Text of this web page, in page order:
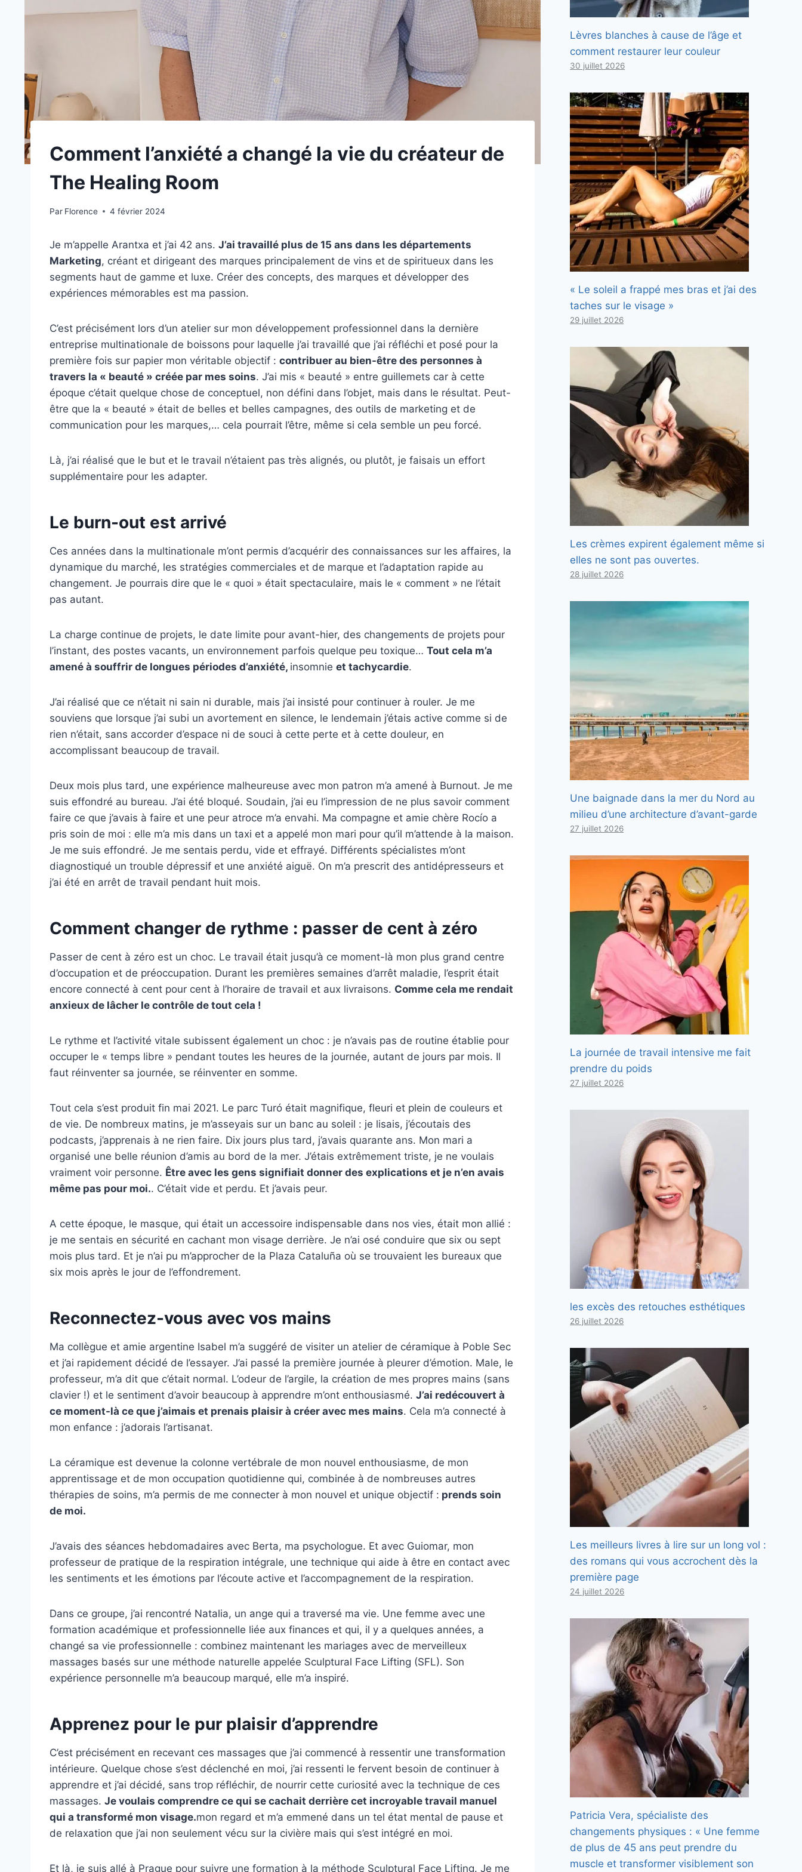
Comment l’anxiété a changé la vie du créateur de
The Healing Room
Par Florence 4 février 2024
Je m’appelle Arantxa et j’ai 42 ans. J’ai travaillé plus de 15 ans dans les départements
Marketing, créant et dirigeant des marques principalement de vins et de spiritueux dans les
segments haut de gamme et luxe. Créer des concepts, des marques et développer des
expériences mémorables est ma passion.
C’est précisément lors d’un atelier sur mon développement professionnel dans la dernière
entreprise multinationale de boissons pour laquelle j’ai travaillé que j’ai réfléchi et posé pour la
première fois sur papier mon véritable objectif : contribuer au bien-être des personnes à
travers la « beauté » créée par mes soins. J’ai mis « beauté » entre guillemets car à cette
époque c’était quelque chose de conceptuel, non défini dans l’objet, mais dans le résultat. Peut-
être que la « beauté » était de belles et belles campagnes, des outils de marketing et de
communication pour les marques,… cela pourrait l’être, même si cela semble un peu forcé.
Là, j’ai réalisé que le but et le travail n’étaient pas très alignés, ou plutôt, je faisais un effort
supplémentaire pour les adapter.
Le burn-out est arrivé
Ces années dans la multinationale m’ont permis d’acquérir des connaissances sur les affaires, la
dynamique du marché, les stratégies commerciales et de marque et l’adaptation rapide au
changement. Je pourrais dire que le « quoi » était spectaculaire, mais le « comment » ne l’était
pas autant.
La charge continue de projets, le date limite pour avant-hier, des changements de projets pour
l’instant, des postes vacants, un environnement parfois quelque peu toxique… Tout cela m’a
amené à souffrir de longues périodes d’anxiété, insomnie et tachycardie.
J’ai réalisé que ce n’était ni sain ni durable, mais j’ai insisté pour continuer à rouler. Je me
souviens que lorsque j’ai subi un avortement en silence, le lendemain j’étais active comme si de
rien n’était, sans accorder d’espace ni de souci à cette perte et à cette douleur, en
accomplissant beaucoup de travail.
Deux mois plus tard, une expérience malheureuse avec mon patron m’a amené à Burnout. Je me
suis effondré au bureau. J’ai été bloqué. Soudain, j’ai eu l’impression de ne plus savoir comment
faire ce que j’avais à faire et une peur atroce m’a envahi. Ma compagne et amie chère Rocío a
pris soin de moi : elle m’a mis dans un taxi et a appelé mon mari pour qu’il m’attende à la maison.
Je me suis effondré. Je me sentais perdu, vide et effrayé. Différents spécialistes m’ont
diagnostiqué un trouble dépressif et une anxiété aiguë. On m’a prescrit des antidépresseurs et
j’ai été en arrêt de travail pendant huit mois.
Comment changer de rythme : passer de cent à zéro
Passer de cent à zéro est un choc. Le travail était jusqu’à ce moment-là mon plus grand centre
d’occupation et de préoccupation. Durant les premières semaines d’arrêt maladie, l’esprit était
encore connecté à cent pour cent à l’horaire de travail et aux livraisons. Comme cela me rendait
anxieux de lâcher le contrôle de tout cela !
Le rythme et l’activité vitale subissent également un choc : je n’avais pas de routine établie pour
occuper le « temps libre » pendant toutes les heures de la journée, autant de jours par mois. Il
faut réinventer sa journée, se réinventer en somme.
Tout cela s’est produit fin mai 2021. Le parc Turó était magnifique, fleuri et plein de couleurs et
de vie. De nombreux matins, je m’asseyais sur un banc au soleil : je lisais, j’écoutais des
podcasts, j’apprenais à ne rien faire. Dix jours plus tard, j’avais quarante ans. Mon mari a
organisé une belle réunion d’amis au bord de la mer. J’étais extrêmement triste, je ne voulais
vraiment voir personne. Être avec les gens signifiait donner des explications et je n’en avais
même pas pour moi.. C’était vide et perdu. Et j’avais peur.
A cette époque, le masque, qui était un accessoire indispensable dans nos vies, était mon allié :
je me sentais en sécurité en cachant mon visage derrière. Je n’ai osé conduire que six ou sept
mois plus tard. Et je n’ai pu m’approcher de la Plaza Cataluña où se trouvaient les bureaux que
six mois après le jour de l’effondrement.
Reconnectez-vous avec vos mains
Ma collègue et amie argentine Isabel m’a suggéré de visiter un atelier de céramique à Poble Sec
et j’ai rapidement décidé de l’essayer. J’ai passé la première journée à pleurer d’émotion. Male, le
professeur, m’a dit que c’était normal. L’odeur de l’argile, la création de mes propres mains (sans
clavier !) et le sentiment d’avoir beaucoup à apprendre m’ont enthousiasmé. J’ai redécouvert à
ce moment-là ce que j’aimais et prenais plaisir à créer avec mes mains. Cela m’a connecté à
mon enfance : j’adorais l’artisanat.
La céramique est devenue la colonne vertébrale de mon nouvel enthousiasme, de mon
apprentissage et de mon occupation quotidienne qui, combinée à de nombreuses autres
thérapies de soins, m’a permis de me connecter à mon nouvel et unique objectif : prends soin
de moi.
J’avais des séances hebdomadaires avec Berta, ma psychologue. Et avec Guiomar, mon
professeur de pratique de la respiration intégrale, une technique qui aide à être en contact avec
les sentiments et les émotions par l’écoute active et l’accompagnement de la respiration.
Dans ce groupe, j’ai rencontré Natalia, un ange qui a traversé ma vie. Une femme avec une
formation académique et professionnelle liée aux finances et qui, il y a quelques années, a
changé sa vie professionnelle : combinez maintenant les mariages avec de merveilleux
massages basés sur une méthode naturelle appelée Sculptural Face Lifting (SFL). Son
expérience personnelle m’a beaucoup marqué, elle m’a inspiré.
Apprenez pour le pur plaisir d’apprendre
C’est précisément en recevant ces massages que j’ai commencé à ressentir une transformation
intérieure. Quelque chose s’est déclenché en moi, j’ai ressenti le fervent besoin de continuer à
apprendre et j’ai décidé, sans trop réfléchir, de nourrir cette curiosité avec la technique de ces
massages. Je voulais comprendre ce qui se cachait derrière cet incroyable travail manuel
qui a transformé mon visage.mon regard et m’a emmené dans un tel état mental de pause et
de relaxation que j’ai non seulement vécu sur la civière mais qui s’est intégré en moi.
Et là, je suis allé à Prague pour suivre une formation à la méthode Sculptural Face Lifting. Je me
Lèvres blanches à cause de l’âge et
comment restaurer leur couleur
30 juillet 2026
« Le soleil a frappé mes bras et j’ai des
taches sur le visage »
29 juillet 2026
Les crèmes expirent également même si
elles ne sont pas ouvertes.
28 juillet 2026
Une baignade dans la mer du Nord au
milieu d’une architecture d’avant-garde
27 juillet 2026
La journée de travail intensive me fait
prendre du poids
27 juillet 2026
les excès des retouches esthétiques
26 juillet 2026
Les meilleurs livres à lire sur un long vol :
des romans qui vous accrochent dès la
première page
24 juillet 2026
Patricia Vera, spécialiste des
changements physiques : « Une femme
de plus de 45 ans peut prendre du
muscle et transformer visiblement son